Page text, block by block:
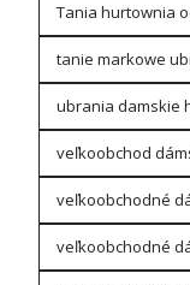
Tania hurtownia
tanie markowe
ubrania damskie
veľkoobchod
veľkoobchodné
veľkoobchodné